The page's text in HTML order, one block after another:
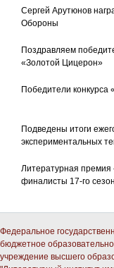
Сергей Арутюнов
Обороны
Поздравляем
«Золотой Цицерон»
Победители конкурса
Подведены итоги
экспериментальных
Литературная премия
финалисты 17-го
Федеральное
бюджетное
учреждение высшего